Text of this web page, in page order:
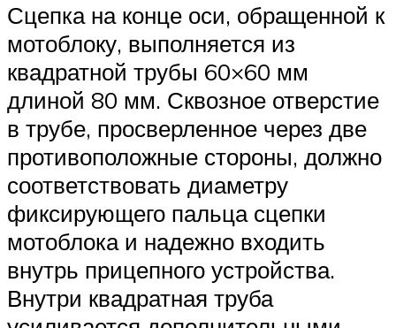
Сцепка на конце оси, обращенной к
мотоблоку, выполняется из
квадратной трубы 60×60 мм
длиной 80 мм. Сквозное отверстие
в трубе, просверленное через две
противоположные стороны, должно
соответствовать диаметру
фиксирующего пальца сцепки
мотоблока и надежно входить
внутрь прицепного устройства.
Внутри квадратная труба